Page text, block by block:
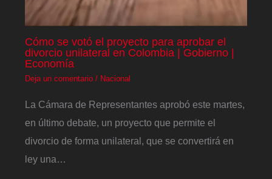
Cómo se votó el proyecto para aprobar el
divorcio unilateral en Colombia | Gobierno |
Economía
Deja un comentario / Nacional
La Cámara de Representantes aprobó este martes,
en último debate, un proyecto que permite el
divorcio de forma unilateral, que se convertirá en
ley una…